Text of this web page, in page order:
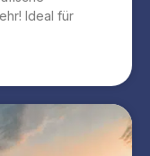
Ideal für